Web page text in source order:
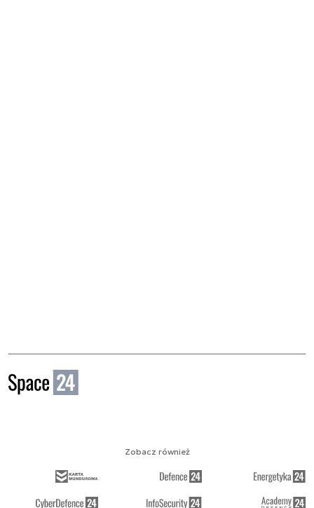
Zobacz również